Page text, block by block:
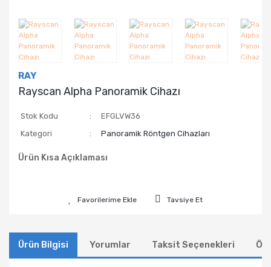
RAY
Rayscan Alpha Panoramik Cihazı
Stok Kodu
EFGLVW36
Kategori
Panoramik Röntgen Cihazları
Ürün Kısa Açıklaması
Tavsiye Et
Ürün Bilgisi Yorumlar Taksit Seçenekleri